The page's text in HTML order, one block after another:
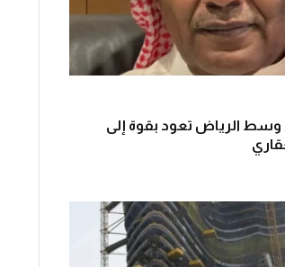
وسط الرياض تعود بقوة إلى